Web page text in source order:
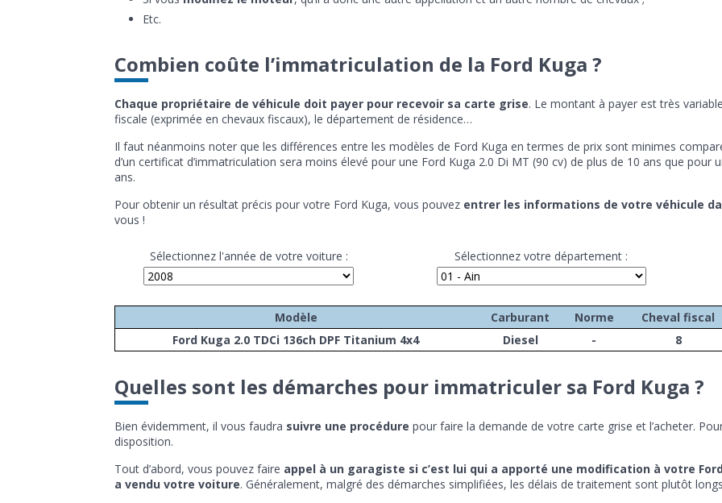
Etc.
Combien coûte l’immatriculation de la Ford Kuga ?
Chaque propriétaire de véhicule doit payer pour recevoir sa carte grise. Le montant à payer est très
fiscale (exprimée en chevaux fiscaux), le département de résidence…
Il faut néanmoins noter que les différences entre les modèles de Ford Kuga en termes de prix sont minimes
d’un certificat d’immatriculation sera moins élevé pour une Ford Kuga 2.0 Di MT (90 cv) de plus de 10 ans que pour
ans.
Pour obtenir un résultat précis pour votre Ford Kuga, vous pouvez entrer les informations de votre véhicule
vous !
Sélectionnez l'année de votre voiture : Sélectionnez votre département :
Modèle Carburant Norme
Cheval fiscal
Ford Kuga 2.0 TDCi 136ch DPF Titanium 4x4
Diesel - 8
Quelles sont les démarches pour immatriculer sa Ford Kuga ?
Bien évidemment, il vous faudra suivre une procédure pour faire la demande de votre carte grise et l’acheter.
disposition.
Tout d’abord, vous pouvez faire appel à un garagiste si c’est lui qui a apporté une modification à votre
a vendu votre voiture. Généralement, malgré des démarches simplifiées, les délais de traitement sont plutôt